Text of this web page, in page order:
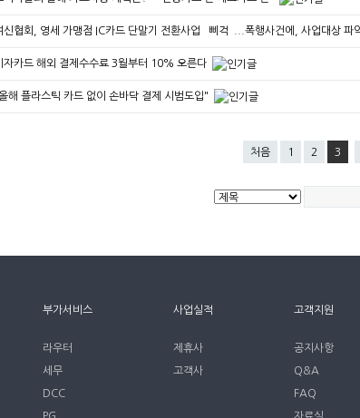
신협회, 영세 가맹점 IC카드 단말기 전환사업 `삐걱`...폭행사건에, 사업대상 파
자카드 해외 결제수수료 3월부터 10% 오른다
해 플라스틱 카드 없이 손바닥 결제 시범도입"
처음 1 2 3
부가서비스
라우터
세무
DCC
사업실적
제휴사
고객사
고객지원
공지사항
Q&A
FAQ